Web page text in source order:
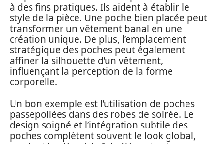
à des fins pratiques. Ils aident à établir le
style de la pièce. Une poche bien placée peut
transformer un vêtement banal en une
création unique. De plus, l’emplacement
stratégique des poches peut également
affiner la silhouette d’un vêtement,
influençant la perception de la forme
corporelle.
Un bon exemple est l’utilisation de poches
passepoilées dans des robes de soirée. Le
design soigné et l’intégration subtile des
poches complètent souvent le look global,